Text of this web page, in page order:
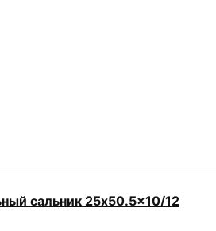
сальник 25x50.5x10/12